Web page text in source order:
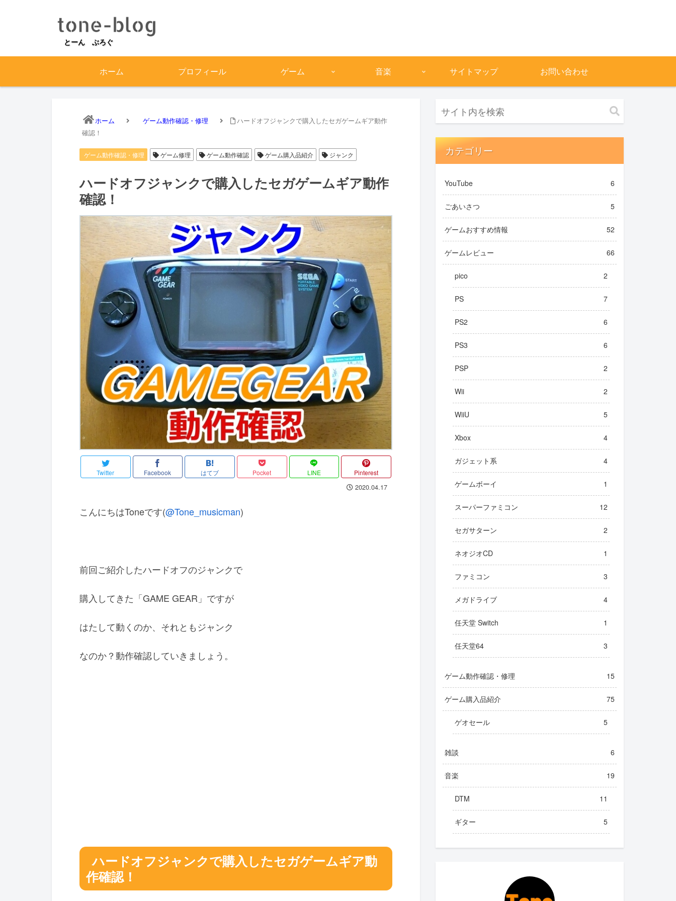
とーん ぶろぐ
ホーム プロフィール ゲーム 音楽 サイトマップ お問い合わせ
ホーム ゲーム動作確認・修理
ハードオフジャンクで購入したセガゲームギア動作
確認！
ゲーム動作確認・修理 ゲーム修理 ゲーム動作確認 ゲーム購入品紹介 ジャンク
ハードオフジャンクで購入したセガゲームギア動作
確認！
Twitter Facebook はてブ Pocket LINE Pinterest
2020.04.17
こんにちはToneです(@Tone_musicman)
前回ご紹介したハードオフのジャンクで
購入してきた「GAME GEAR」ですが
はたして動くのか、それともジャンク
なのか？動作確認していきましょう。
ハードオフジャンクで購入したセガゲームギア動
作確認！
カテゴリー
YouTube 6
ごあいさつ 5
ゲームおすすめ情報 52
ゲームレビュー 66
pico 2
PS 7
PS2 6
PS3 6
PSP 2
Wii 2
WiiU 5
Xbox 4
ガジェット系 4
ゲームボーイ 1
スーパーファミコン 12
セガサターン 2
ネオジオCD 1
ファミコン 3
メガドライブ 4
任天堂 Switch 1
任天堂64 3
ゲーム動作確認・修理 15
ゲーム購入品紹介 75
ゲオセール 5
雑談 6
音楽 19
DTM 11
ギター 5